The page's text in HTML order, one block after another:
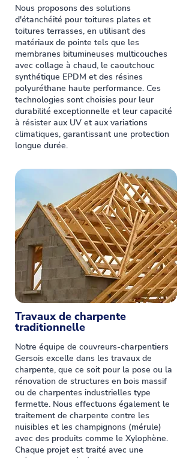
Nous proposons des solutions
d'étanchéité pour toitures plates et
toitures terrasses, en utilisant des
matériaux de pointe tels que les
membranes bitumineuses multicouches
avec collage à chaud, le caoutchouc
synthétique EPDM et des résines
polyuréthane haute performance. Ces
technologies sont choisies pour leur
durabilité exceptionnelle et leur capacité
à résister aux UV et aux variations
climatiques, garantissant une protection
longue durée.
Travaux de charpente
traditionnelle
Notre équipe de couvreurs-charpentiers
Gersois excelle dans les travaux de
charpente, que ce soit pour la pose ou la
rénovation de structures en bois massif
ou de charpentes industrielles type
fermette. Nous effectuons également le
traitement de charpente contre les
nuisibles et les champignons (mérule)
avec des produits comme le Xylophène.
Chaque projet est traité avec une